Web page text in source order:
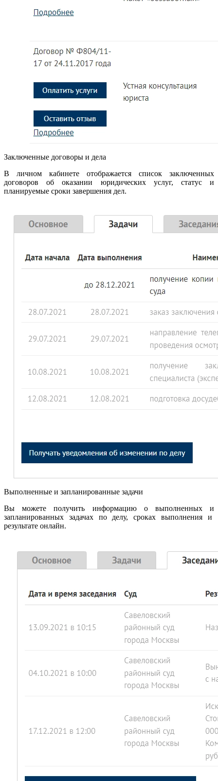
Заключенные договоры и дела
В личном кабинете отображается список заключенных
договоров об оказании юридических услуг, статус и
планируемые сроки завершения дел.
Выполненные и запланированные задачи
Вы можете получить информацию о выполненных и
запланированных задачах по делу, сроках выполнения и
результате онлайн.